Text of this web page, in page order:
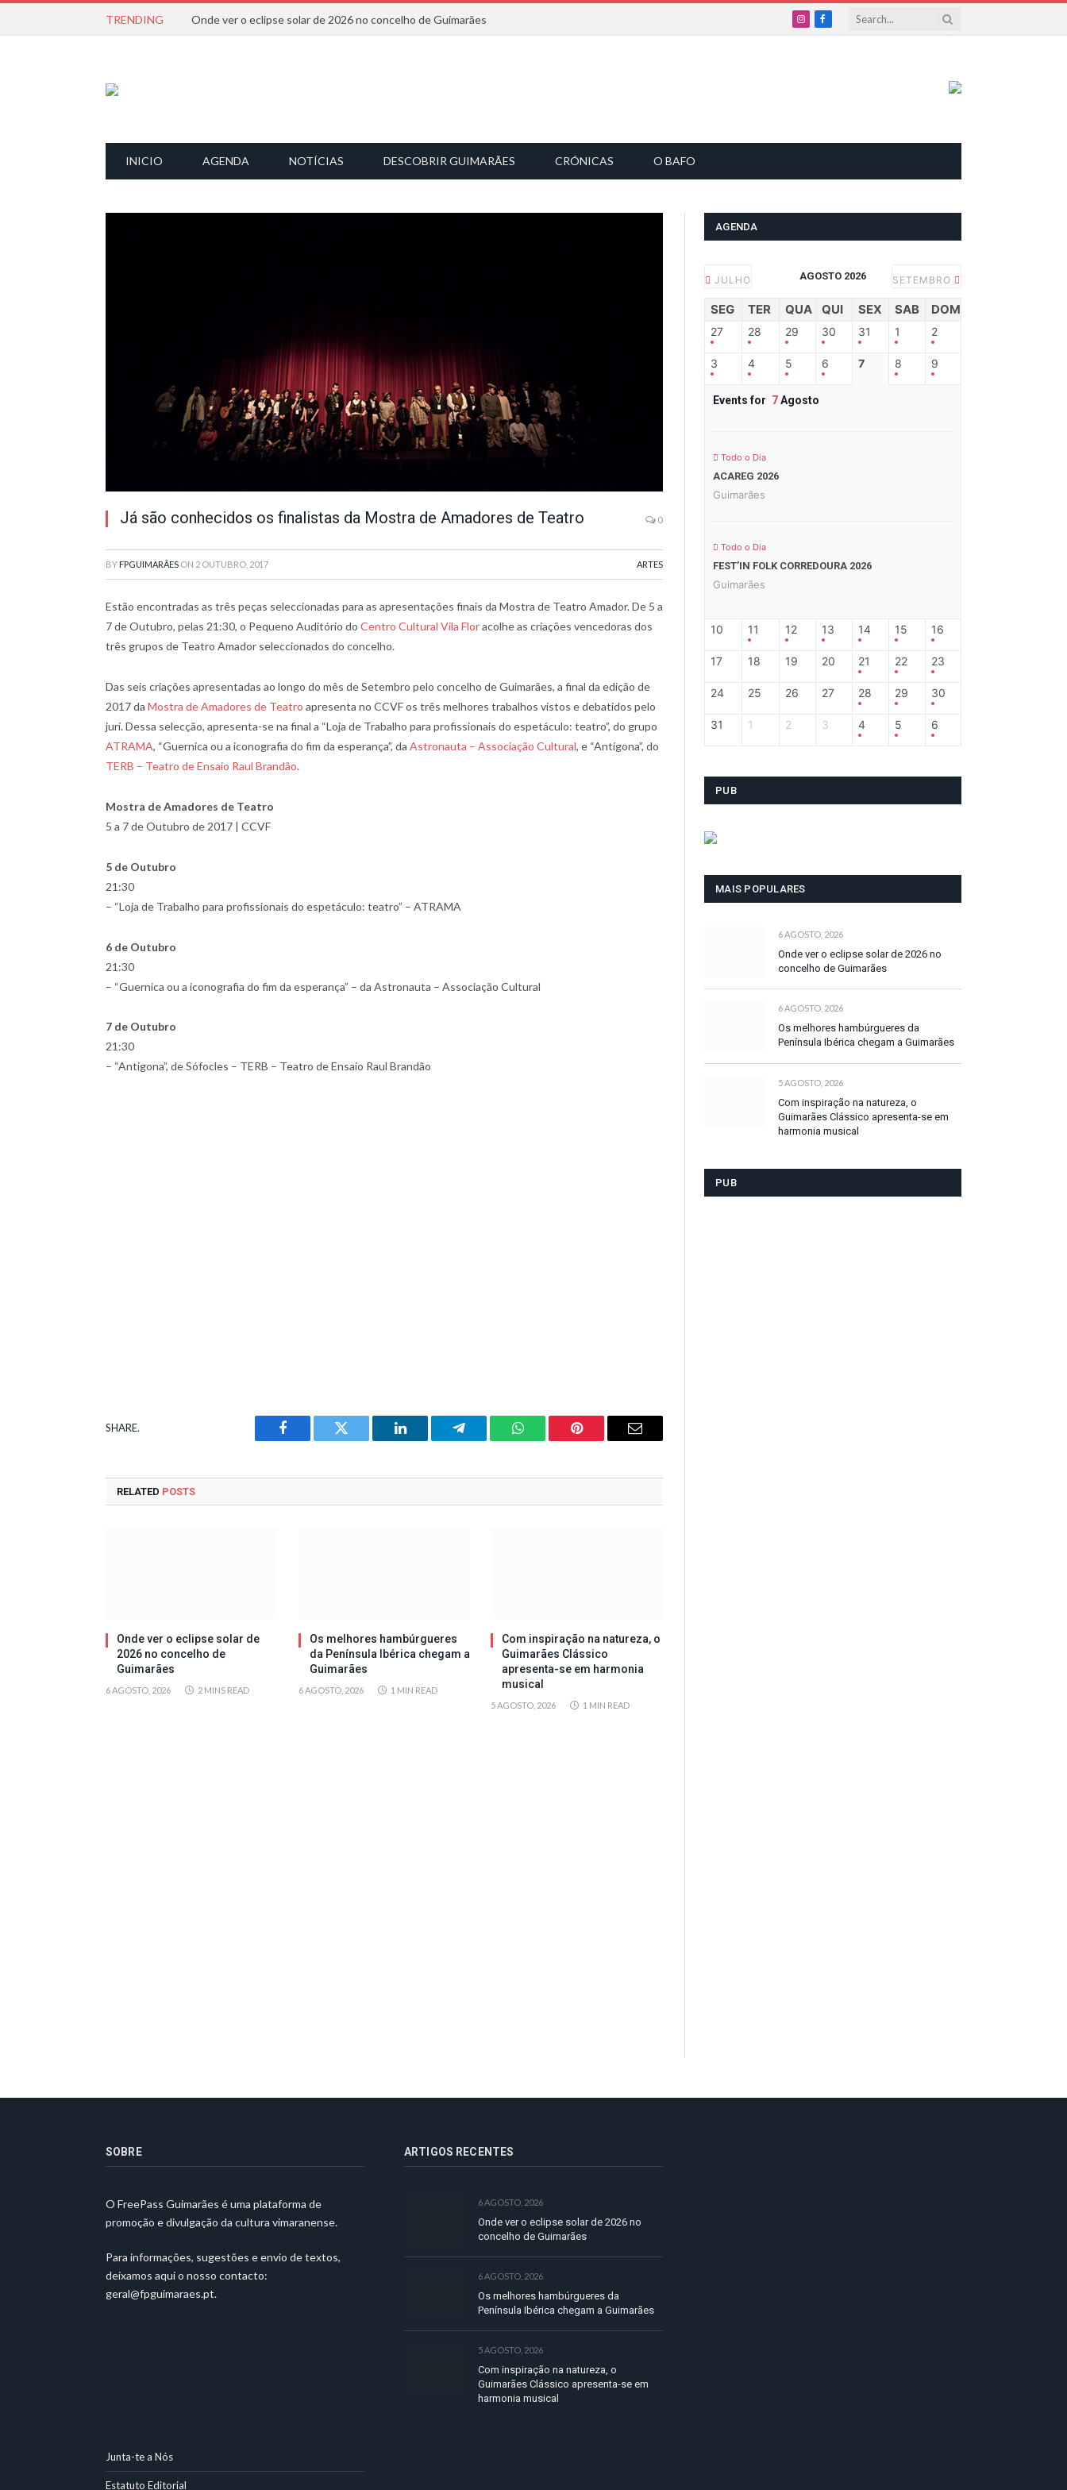
TRENDING Onde ver o eclipse solar de 2026 no concelho de Guimarães
InstagramFacebook
INICIO AGENDA NOTÍCIAS DESCOBRIR GUIMARÃES CRÓNICAS O BAFO
Já são conhecidos os finalistas da Mostra de Amadores de Teatro 0
BY FPGUIMARÃES ON 2 OUTUBRO, 2017 ARTES
Estão encontradas as três peças seleccionadas para as apresentações finais da Mostra de Teatro Amador. De 5 a
7 de Outubro, pelas 21:30, o Pequeno Auditório do Centro Cultural Vila Floracolhe as criações vencedoras dos
três grupos de Teatro Amador seleccionados do concelho.
Das seis criações apresentadas ao longo do mês de Setembro pelo concelho de Guimarães, a final da edição de
2017 da Mostra de Amadores de Teatro apresenta no CCVF os três melhores trabalhos vistos e debatidos pelo
jurí. Dessa selecção, apresenta-se na final a “Loja de Trabalho para profissionais do espetáculo: teatro”, do grupo
ATRAMA, “Guernica ou a iconografia do fim da esperança”, da Astronauta – Associação Cultural, e “Antígona”, do
TERB – Teatro de Ensaio Raul Brandão.
Mostra de Amadores de Teatro
5 a 7 de Outubro de 2017 | CCVF
5 de Outubro
21:30
– “Loja de Trabalho para profissionais do espetáculo: teatro” – ATRAMA
6 de Outubro
21:30
– “Guernica ou a iconografia do fim da esperança” – da Astronauta – Associação Cultural
7 de Outubro
21:30
– “Antígona”, de Sófocles – TERB – Teatro de Ensaio Raul Brandão
SHARE.
Facebook Twitter LinkedIn Telegram WhatsAppPinterest Email
RELATED POSTS
Onde ver o eclipse solar de
2026 no concelho de
Guimarães
6 AGOSTO, 2026 2 MINS READ
Os melhores hambúrgueres
da Península Ibérica chegam a
Guimarães
6 AGOSTO, 2026 1 MIN READ
Com inspiração na natureza, o
Guimarães Clássico
apresenta-se em harmonia
musical
5 AGOSTO, 2026 1 MIN READ
AGENDA
JULHO AGOSTO 2026 SETEMBRO
SEG TER QUA QUI SEX SAB DOM
27 28 29 30 31 1 2
3 4 5 6 7 8 9
Events for 7Agosto
Todo o Dia
ACAREG 2026
Guimarães
Todo o Dia
FEST’IN FOLK CORREDOURA 2026
Guimarães
10 11 12 13 14 15 16
17 18 19 20 21 22 23
24 25 26 27 28 29 30
31 1 2 3 4 5 6
PUB
MAIS POPULARES
6 AGOSTO, 2026
Onde ver o eclipse solar de 2026 no
concelho de Guimarães
6 AGOSTO, 2026
Os melhores hambúrgueres da
Península Ibérica chegam a Guimarães
5 AGOSTO, 2026
Com inspiração na natureza, o
Guimarães Clássico apresenta-se em
harmonia musical
PUB
SOBRE
O FreePass Guimarães é uma plataforma de
promoção e divulgação da cultura vimaranense.
Para informações, sugestões e envio de textos,
deixamos aqui o nosso contacto:
geral@fpguimaraes.pt.
ARTIGOS RECENTES
6 AGOSTO, 2026
Onde ver o eclipse solar de 2026 no
concelho de Guimarães
6 AGOSTO, 2026
Os melhores hambúrgueres da
Península Ibérica chegam a Guimarães
5 AGOSTO, 2026
Com inspiração na natureza, o
Guimarães Clássico apresenta-se em
harmonia musical
Junta-te a Nós
Estatuto Editorial